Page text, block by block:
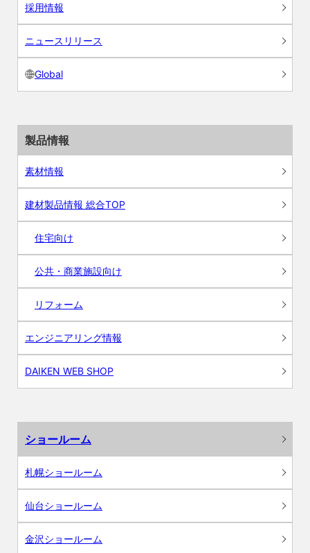
採用情報
ニュースリリース
Global
製品情報
素材情報
建材製品情報 総合TOP
住宅向け
公共・商業施設向け
リフォーム
エンジニアリング情報
DAIKEN WEB SHOP
ショールーム
札幌ショールーム
仙台ショールーム
金沢ショールーム